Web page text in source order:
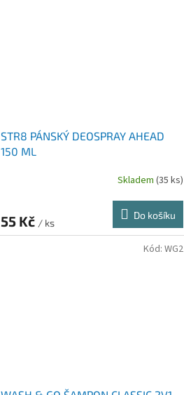
STR8 PÁNSKÝ DEOSPRAY AHEAD
150 ML
Skladem (35 ks)
55 Kč / ks
Do košíku
Kód: WG2